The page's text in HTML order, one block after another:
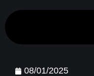
08/01/2025